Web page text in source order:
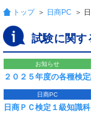
トップ ＞ 日商PC ＞
試験に関す
お知らせ
２０２５年度の各種検
日商PC
日商ＰＣ検定１級知識